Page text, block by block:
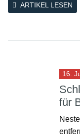
ARTIKEL LESEN
16.
für